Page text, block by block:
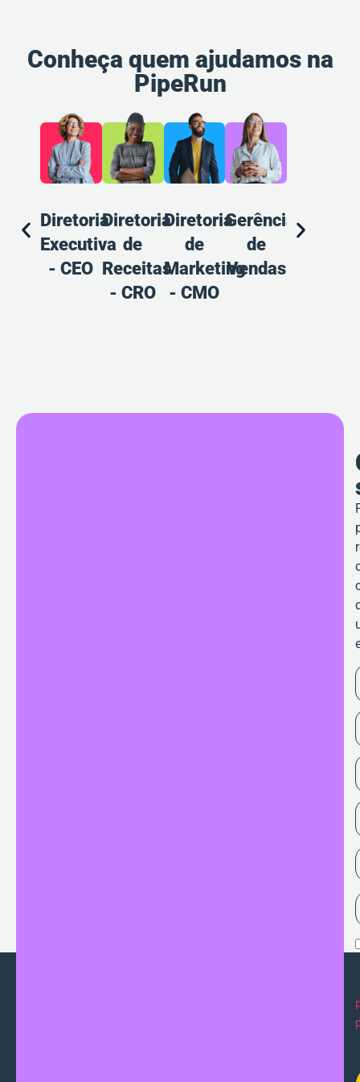
Conheça quem ajudamos na
PipeRun
Diretoria
Executiva
- CEO
Diretoria
de
Receitas
- CRO
Diretoria
de
Marketing
- CMO
Gerência
de
Vendas
Gerência